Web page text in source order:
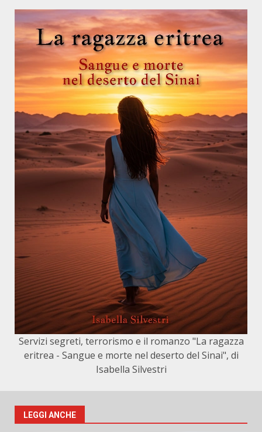
Servizi segreti, terrorismo e il romanzo "La ragazza
eritrea - Sangue e morte nel deserto del Sinai", di
Isabella Silvestri
LEGGI ANCHE